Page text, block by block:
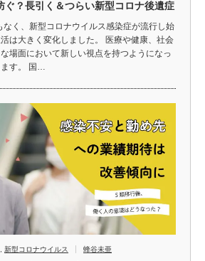
ぐ？長引く＆つらい新型コロナ後遺症
く、新型コロナウイルス感染症が流行し始
は大きく変化しました。 医療や健康、社会
場面において新しい視点を持つようになっ
す。 国…
, 新型コロナウイルス 蜂谷未亜